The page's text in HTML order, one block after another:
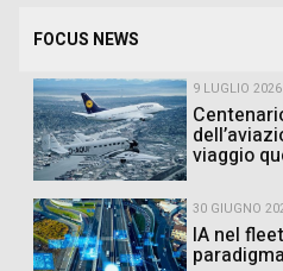
FOCUS NEWS
9 LUGLIO 2026
viaggio
30 GIUGNO
IA nel